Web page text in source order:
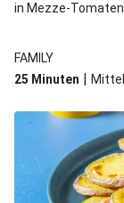
in Mezze-
FAMILY
25 Minuten | Mittel